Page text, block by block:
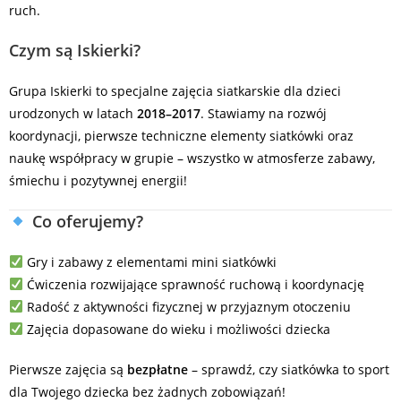
ruch.
Czym są Iskierki?
Grupa Iskierki to specjalne zajęcia siatkarskie dla dzieci
urodzonych w latach 2018–2017. Stawiamy na rozwój
koordynacji, pierwsze techniczne elementy siatkówki oraz
naukę współpracy w grupie – wszystko w atmosferze zabawy,
śmiechu i pozytywnej energii!
Co oferujemy?
Gry i zabawy z elementami mini siatkówki
Ćwiczenia rozwijające sprawność ruchową i koordynację
Radość z aktywności fizycznej w przyjaznym otoczeniu
Zajęcia dopasowane do wieku i możliwości dziecka
Pierwsze zajęcia są bezpłatne – sprawdź, czy siatkówka to sport
dla Twojego dziecka bez żadnych zobowiązań!